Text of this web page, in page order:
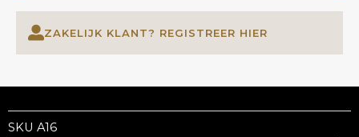
ZAKELIJK KLANT? REGISTREER HIER
SKU A16